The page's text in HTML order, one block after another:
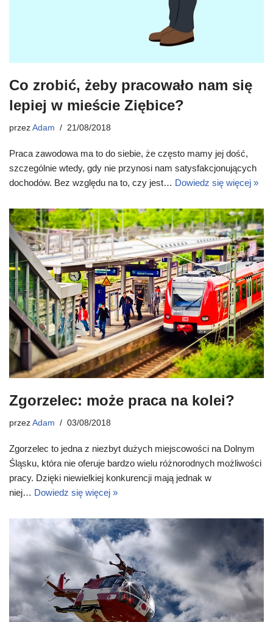
Co zrobić, żeby pracowało nam się
lepiej w mieście Ziębice?
przez Adam 21/08/2018
Praca zawodowa ma to do siebie, że często mamy jej dość,
szczególnie wtedy, gdy nie przynosi nam satysfakcjonujących
dochodów. Bez względu na to, czy jest… Dowiedz się więcej »
Zgorzelec: może praca na kolei?
przez Adam 03/08/2018
Zgorzelec to jedna z niezbyt dużych miejscowości na Dolnym
Śląsku, która nie oferuje bardzo wielu różnorodnych możliwości
pracy. Dzięki niewielkiej konkurencji mają jednak w
niej… Dowiedz się więcej »